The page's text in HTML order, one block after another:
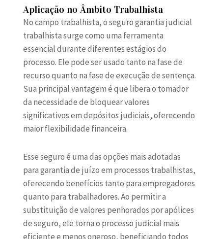
Aplicação no Âmbito Trabalhista
No campo trabalhista, o seguro garantia judicial
trabalhista surge como uma ferramenta
essencial durante diferentes estágios do
processo. Ele pode ser usado tanto na fase de
recurso quanto na fase de execução de sentença.
Sua principal vantagem é que libera o tomador
da necessidade de bloquear valores
significativos em depósitos judiciais, oferecendo
maior flexibilidade financeira.
Esse seguro é uma das opções mais adotadas
para garantia de juízo em processos trabalhistas,
oferecendo benefícios tanto para empregadores
quanto para trabalhadores. Ao permitir a
substituição de valores penhorados por apólices
de seguro, ele torna o processo judicial mais
eficiente e menos oneroso, beneficiando todos